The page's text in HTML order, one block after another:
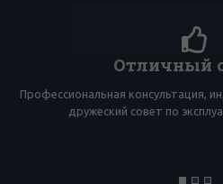
Более 4000
Сложно выбирать среди
многочисленные отзывы